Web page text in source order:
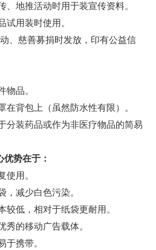
、地推活动时用于装宣传资料。
试用装时使用。
、慈善募捐时发放，印有公益信
物品。
在背包上（虽然防水性有限）。
分装药品或作为非医疗物品的简易
势在于：
使用。
，减少白色污染。
较低，相对于纸袋更耐用。
秀的移动广告载体。
于携带。